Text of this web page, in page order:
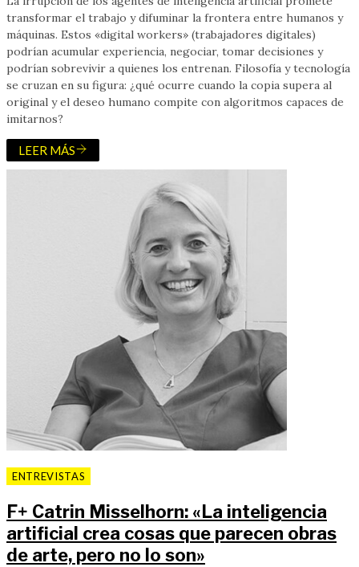
transformar el trabajo y difuminar la frontera entre humanos y
máquinas. Estos «digital workers» (trabajadores digitales)
podrían acumular experiencia, negociar, tomar decisiones y
podrían sobrevivir a quienes los entrenan. Filosofía y tecnología
se cruzan en su figura: ¿qué ocurre cuando la copia supera al
original y el deseo humano compite con algoritmos capaces de
imitarnos?
LEER MÁS
ENTREVISTAS
F+ Catrin Misselhorn: «La inteligencia
artificial crea cosas que parecen obras
de arte, pero no lo son»